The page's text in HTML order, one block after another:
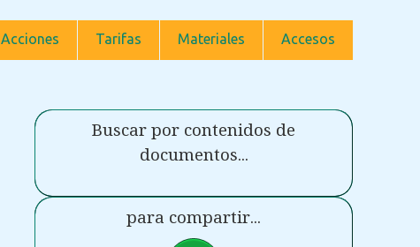
Acciones Tarifas Materiales Accesos
Buscar por contenidos de
documentos...
para compartir...